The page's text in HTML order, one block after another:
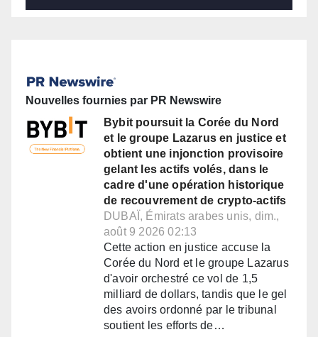
Nouvelles fournies par PR Newswire
Bybit poursuit la Corée du Nord
et le groupe Lazarus en justice et
obtient une injonction provisoire
gelant les actifs volés, dans le
cadre d'une opération historique
de recouvrement de crypto-actifs
DUBAÏ, Émirats arabes unis, dim.,
août 9 2026 02:13
Cette action en justice accuse la
Corée du Nord et le groupe Lazarus
d'avoir orchestré ce vol de 1,5
milliard de dollars, tandis que le gel
des avoirs ordonné par le tribunal
soutient les efforts de…